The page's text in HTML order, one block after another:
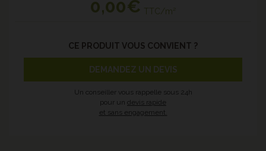
0,00€ TTC/m²
CE PRODUIT VOUS CONVIENT ?
DEMANDEZ UN DEVIS
Un conseiller vous rappelle sous 24h
pour un devis rapide
et sans engagement.